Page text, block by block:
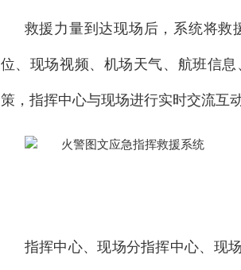
救援力量到达现场后，系统将救
位、现场视频、机场天气、航班信
策，指挥中心与现场进行实时交流互
指挥中心、现场分指挥中心、现